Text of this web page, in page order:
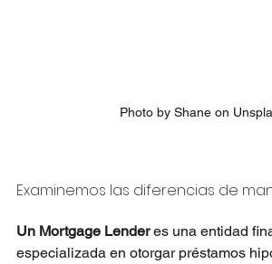
Photo by Shane on
Examinemos las diferencias de
Un Mortgage Lender es una entidad
especializada en otorgar préstamos